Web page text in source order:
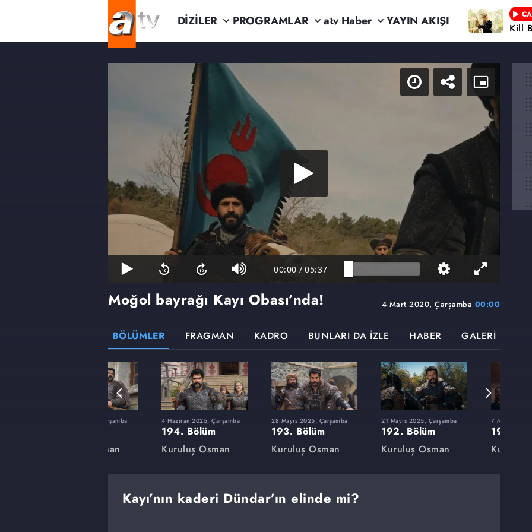
DİZİLER PROGRAMLAR atv Haber YAYIN AKIŞI Kill
00:00 / 05:37
4 Mart 2020, Çarşamba 00:00
Moğol bayrağı Kayı Obası’nda!
BÖLÜMLER FRAGMAN KADRO BUNLARI DA İZLE HABER GALERİ
12 Şubat 2025, Çarşamba
Kuruluş Osman
4 Haziran 2025, Çarşamba
194. Bölüm
Kuruluş Osman
28 Mayıs 2025, Çarşamba
193. Bölüm
Kuruluş Osman
21 Mayıs 2025, Çarşamba
192. Bölüm
Kuruluş Osman
7 Mayıs 2025,
191.
Kuruluş
Kayı’nın kaderi Dündar’ın elinde mi?